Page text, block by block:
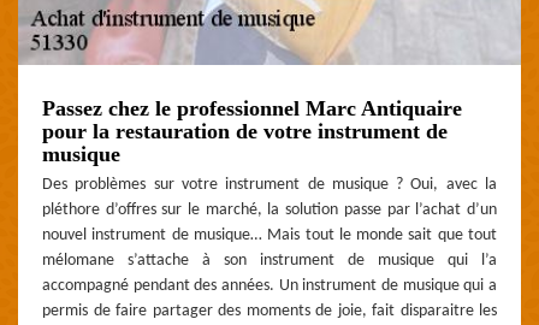
Passez chez le professionnel Marc Antiquaire
pour la restauration de votre instrument de
musique
Des problèmes sur votre instrument de musique ? Oui, avec la
pléthore d’offres sur le marché, la solution passe par l’achat d’un
nouvel instrument de musique… Mais tout le monde sait que tout
mélomane s’attache à son instrument de musique qui l’a
accompagné pendant des années. Un instrument de musique qui a
permis de faire partager des moments de joie, fait disparaitre les